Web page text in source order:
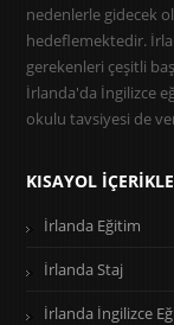
nedenlerle gidecek
hedeflemektedir.
gerekenleri çeşitli
İrlanda'da İngilizce
okulu tavsiyesi de
KISAYOL
İrlanda Eğitim
İrlanda Staj
İrlanda İngilizce